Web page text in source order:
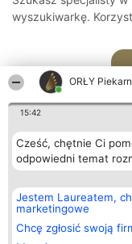
ORŁY
15:42
Cześć, chętnie Ci
odpowiedni temat
Jestem Laureatem,
marketingowe
Chcę zgłosić swoją
wyszukiwarkę.
Organizator plebiscytu
Bright Side Solutions sp. z o.
o. sp. k.
ul. Ruska 22
Wrocław 50-079